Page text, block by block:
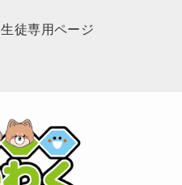
生徒専用ページ